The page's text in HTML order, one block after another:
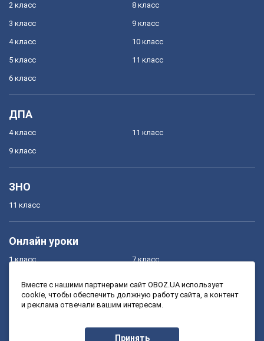
2 класс
3 класс
4 класс
5 класс
6 класс
8 класс
9 класс
10 класс
11 класс
ДПА
4 класс
9 класс
11 класс
ЗНО
11 класс
Онлайн уроки
1 класс
3 класс
7 класс
9 класс
Вместе с нашими партнерами сайт OBOZ.UA использует
cookie, чтобы обеспечить должную работу сайта, а контент
и реклама отвечали вашим интересам.
Принять